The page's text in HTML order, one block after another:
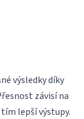
výsledky díky
závisí na
lepší výstupy.